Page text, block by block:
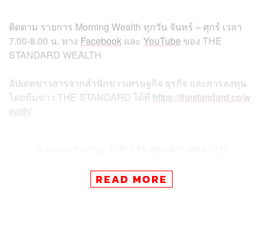
ติดตาม รายการ Morning Wealth ทุกวัน จันทร์ – ศุกร์ เวลา
7.00-8.00 น. ทาง Facebook และ YouTube ของ THE
STANDARD WEALTH
อัปเดตข่าวสารจากสำนักข่าวเศรษฐกิจ ธุรกิจ และการลงทุน
โดยทีมข่าว THE STANDARD ได้ที่ https://thestandard.co/w
ealth/
READ MORE